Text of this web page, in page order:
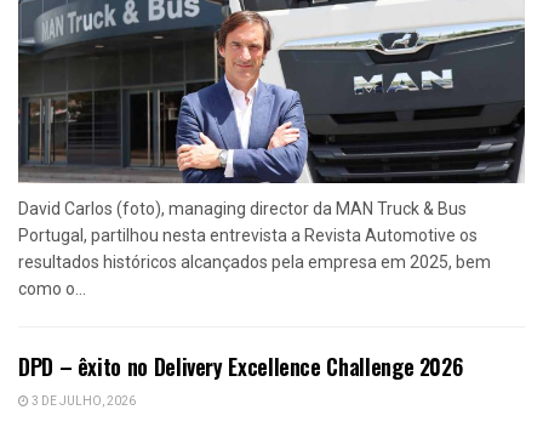
David Carlos (foto), managing director da MAN Truck & Bus
Portugal, partilhou nesta entrevista a Revista Automotive os
resultados históricos alcançados pela empresa em 2025, bem
como o...
DPD – êxito no Delivery Excellence Challenge 2026
3 DE JULHO, 2026